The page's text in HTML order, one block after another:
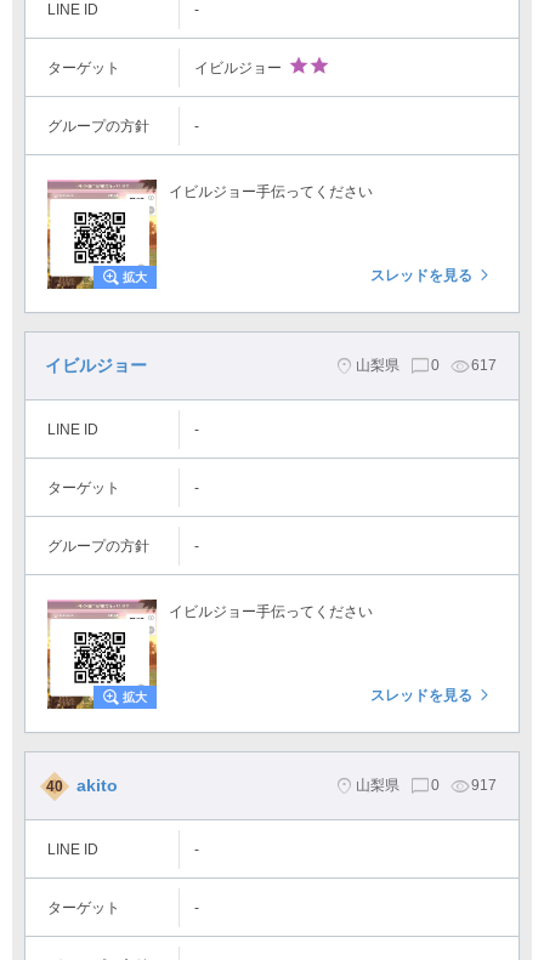
LINE ID -
ターゲット イビルジョー starstar
グループの方針 -
イビルジョー手伝ってください
スレッドを見る
イビルジョー 山梨県 0 617
LINE ID -
ターゲット -
グループの方針 -
イビルジョー手伝ってください
スレッドを見る
40 akito 山梨県 0 917
LINE ID -
ターゲット -